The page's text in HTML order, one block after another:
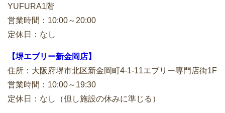
YUFURA1階
営業時間：10:00～20:00
定休日：なし
【堺エブリー新金岡店】
住所：大阪府堺市北区新金岡町4-1-11エブリー専門店街1F
営業時間：10:00～19:30
定休日：なし（但し施設の休みに準じる）